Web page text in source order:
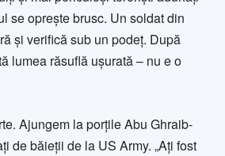
se opreşte brusc. Un soldat din
şi verifică sub un podeţ. După
lumea răsuflă uşurată – nu e o
Ajungem la porţile Abu Ghraib-
de băieţii de la US Army. „Aţi fost